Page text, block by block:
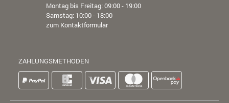
Montag bis Freitag: 09:00 - 19:00
Samstag: 10:00 - 18:00
zum Kontaktformular
ZAHLUNGSMETHODEN